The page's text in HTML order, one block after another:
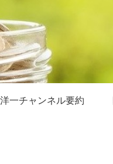
一チャンネル要約